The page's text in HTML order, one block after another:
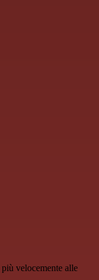
velocemente alle